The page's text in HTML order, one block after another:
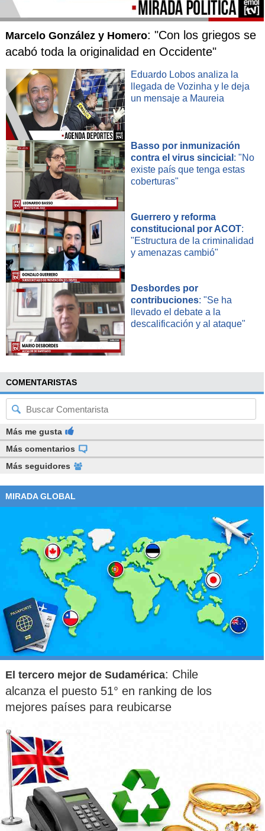
Marcelo González y Homero: "Con los griegos se
acabó toda la originalidad en Occidente"
Eduardo Lobos analiza la
llegada de Vozinha y le deja
un mensaje a Maureia
Basso por inmunización
contra el virus sincicial : "No
existe país que tenga estas
coberturas"
Guerrero y reforma
constitucional por ACOT:
"Estructura de la criminalidad
y amenazas cambió"
Desbordes por
contribuciones: "Se ha
llevado el debate a la
descalificación y al ataque"
COMENTARISTAS
Más me gusta
Más comentarios
Más seguidores
MIRADA GLOBAL
El tercero mejor de Sudamérica: Chile
alcanza el puesto 51° en ranking de los
mejores países para reubicarse